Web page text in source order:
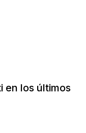
en los últimos